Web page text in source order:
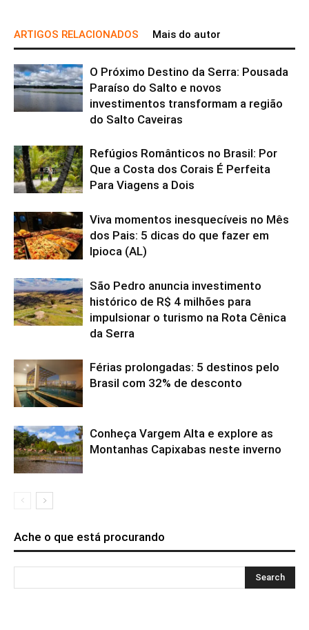
ARTIGOS RELACIONADOS Mais do autor
O Próximo Destino da Serra: Pousada
Paraíso do Salto e novos
investimentos transformam a região
do Salto Caveiras
Refúgios Românticos no Brasil: Por
Que a Costa dos Corais É Perfeita
Para Viagens a Dois
Viva momentos inesquecíveis no Mês
dos Pais: 5 dicas do que fazer em
Ipioca (AL)
São Pedro anuncia investimento
histórico de R$ 4 milhões para
impulsionar o turismo na Rota Cênica
da Serra
Férias prolongadas: 5 destinos pelo
Brasil com 32% de desconto
Conheça Vargem Alta e explore as
Montanhas Capixabas neste inverno
Ache o que está procurando